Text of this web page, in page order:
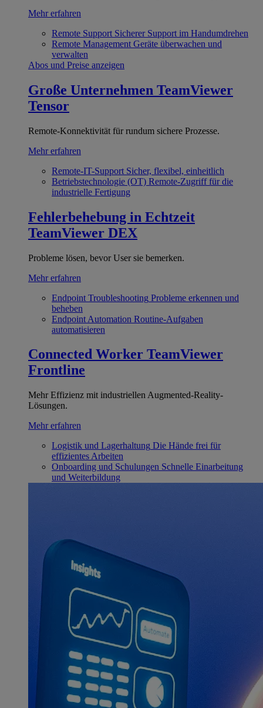
Mehr erfahren
Remote Support Sicherer Support im Handumdrehen
Remote Management Geräte überwachen und
verwalten
Abos und Preise anzeigen
Große Unternehmen TeamViewer
Tensor
Remote-Konnektivität für rundum sichere Prozesse.
Mehr erfahren
Remote-IT-Support Sicher, flexibel, einheitlich
Betriebstechnologie (OT) Remote-Zugriff für die
industrielle Fertigung
Fehlerbehebung in Echtzeit
TeamViewer DEX
Probleme lösen, bevor User sie bemerken.
Mehr erfahren
Endpoint Troubleshooting Probleme erkennen und
beheben
Endpoint Automation Routine-Aufgaben
automatisieren
Connected Worker TeamViewer
Frontline
Mehr Effizienz mit industriellen Augmented-Reality-
Lösungen.
Mehr erfahren
Logistik und Lagerhaltung Die Hände frei für
effizientes Arbeiten
Onboarding und Schulungen Schnelle Einarbeitung
und Weiterbildung